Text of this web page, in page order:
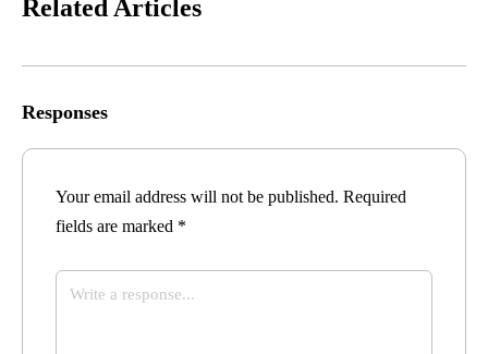
Related Articles
Responses
Your email address will not be published. Required
fields are marked *